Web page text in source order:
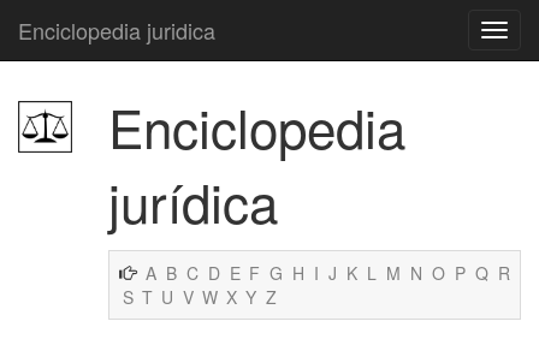
Enciclopedia juridica
Enciclopedia
jurídica
A B C D E F G H I J K L M N O P Q R
S T U V W X Y Z